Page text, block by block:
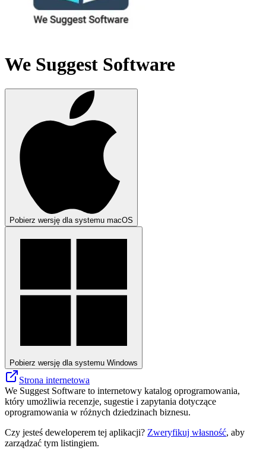
We Suggest Software
Pobierz wersję dla systemu macOS
Pobierz wersję dla systemu Windows
Strona internetowa
We Suggest Software to internetowy katalog oprogramowania,
który umożliwia recenzje, sugestie i zapytania dotyczące
oprogramowania w różnych dziedzinach biznesu.
Czy jesteś deweloperem tej aplikacji? Zweryfikuj własność, aby
zarządzać tym listingiem.